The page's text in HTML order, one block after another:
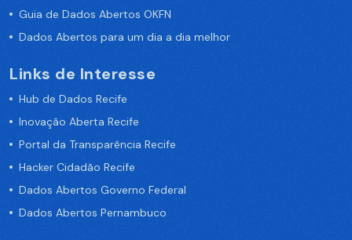
Guia de Dados Abertos OKFN
Dados Abertos para um dia a dia melhor
Links de Interesse
Hub de Dados Recife
Inovação Aberta Recife
Portal da Transparência Recife
Hacker Cidadão Recife
Dados Abertos Governo Federal
Dados Abertos Pernambuco